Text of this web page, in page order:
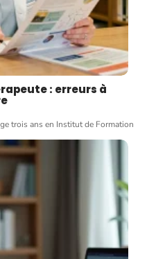
: erreurs à
trois ans en Institut de Formation